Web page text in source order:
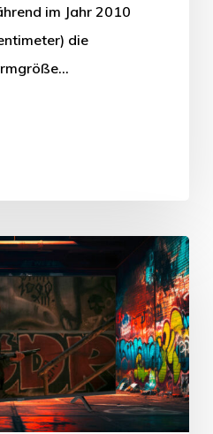
im Jahr 2010
die